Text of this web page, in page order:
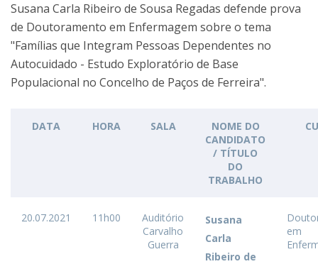
Susana Carla Ribeiro de Sousa Regadas defende prova
de Doutoramento em Enfermagem sobre o tema
"Famílias que Integram Pessoas Dependentes no
Autocuidado - Estudo Exploratório de Base
Populacional no Concelho de Paços de Ferreira".
DATA HORA SALA
NOME DO
CANDIDATO
/ TÍTULO
DO
TRABALHO
20.07.2021 11h00
Auditório
Carvalho
Guerra
Susana
Carla
Ribeiro de
em